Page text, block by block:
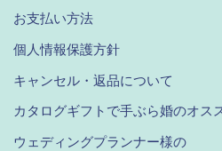
お支払い方法
個人情報保護方針
キャンセル・返品について
カタログギフトで手ぶら婚のオス
ウェディングプランナー様の